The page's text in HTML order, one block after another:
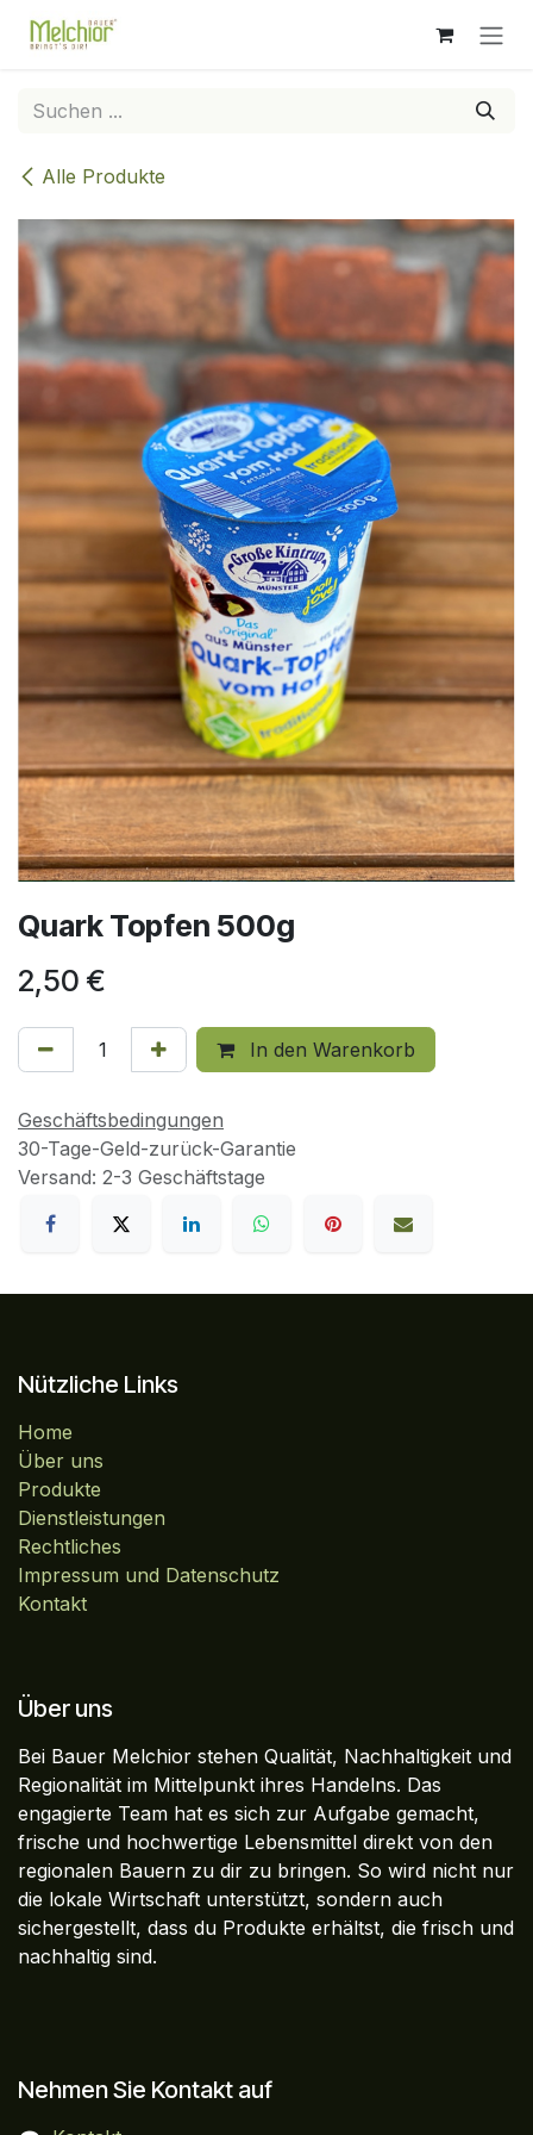
Zum Inhalt springen
Alle Produkte
Quark Topfen 500g
2,50 €
In den Warenkorb
Geschäftsbedingungen
30-Tage-Geld-zurück-Garantie
Versand: 2-3 Geschäftstage
Nützliche Links
Home
Über uns
Produkte
Dienstleistungen
Rechtliches
Impressum und Datenschutz
Kontakt
Über uns
Bei Bauer Melchior stehen Qualität, Nachhaltigkeit und
Regionalität im Mittelpunkt ihres Handelns. Das
engagierte Team hat es sich zur Aufgabe gemacht,
frische und hochwertige Lebensmittel direkt von den
regionalen Bauern zu dir zu bringen. So wird nicht nur
die lokale Wirtschaft unterstützt, sondern auch
sichergestellt, dass du Produkte erhältst, die frisch und
nachhaltig sind.
Nehmen Sie Kontakt auf